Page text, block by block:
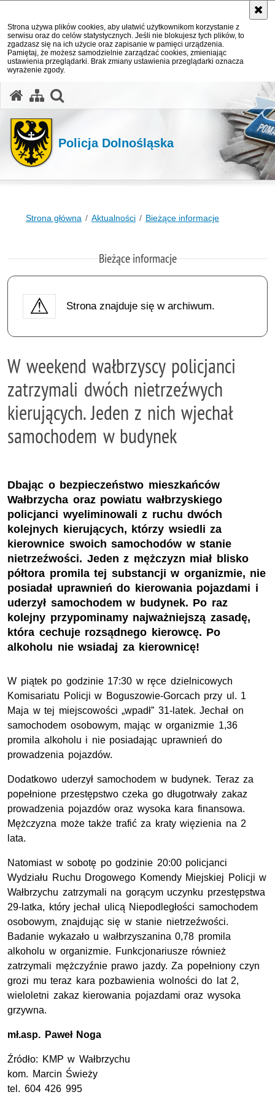
Strona używa plików cookies, aby ułatwić użytkownikom korzystanie z
serwisu oraz do celów statystycznych. Jeśli nie blokujesz tych plików, to
zgadzasz się na ich użycie oraz zapisanie w pamięci urządzenia.
Pamiętaj, że możesz samodzielnie zarządzać cookies, zmieniając
ustawienia przeglądarki. Brak zmiany ustawienia przeglądarki oznacza
wyrażenie zgody.
Policja Dolnośląska
Strona główna Aktualności Bieżące informacje
Bieżące informacje
Strona znajduje się w archiwum.
W weekend wałbrzyscy policjanci
zatrzymali dwóch nietrzeźwych
kierujących. Jeden z nich wjechał
samochodem w budynek
Dbając o bezpieczeństwo mieszkańców
Wałbrzycha oraz powiatu wałbrzyskiego
policjanci wyeliminowali z ruchu dwóch
kolejnych kierujących, którzy wsiedli za
kierownice swoich samochodów w stanie
nietrzeźwości. Jeden z mężczyzn miał blisko
półtora promila tej substancji w organizmie, nie
posiadał uprawnień do kierowania pojazdami i
uderzył samochodem w budynek. Po raz
kolejny przypominamy najważniejszą zasadę,
która cechuje rozsądnego kierowcę. Po
alkoholu nie wsiadaj za kierownicę!
W piątek po godzinie 17:30 w ręce dzielnicowych
Komisariatu Policji w Boguszowie-Gorcach przy ul. 1
Maja w tej miejscowości „wpadł” 31-latek. Jechał on
samochodem osobowym, mając w organizmie 1,36
promila alkoholu i nie posiadając uprawnień do
prowadzenia pojazdów.
Dodatkowo uderzył samochodem w budynek. Teraz za
popełnione przestępstwo czeka go długotrwały zakaz
prowadzenia pojazdów oraz wysoka kara finansowa.
Mężczyzna może także trafić za kraty więzienia na 2
lata.
Natomiast w sobotę po godzinie 20:00 policjanci
Wydziału Ruchu Drogowego Komendy Miejskiej Policji w
Wałbrzychu zatrzymali na gorącym uczynku przestępstwa
29-latka, który jechał ulicą Niepodległości samochodem
osobowym, znajdując się w stanie nietrzeźwości.
Badanie wykazało u wałbrzyszanina 0,78 promila
alkoholu w organizmie. Funkcjonariusze również
zatrzymali mężczyźnie prawo jazdy. Za popełniony czyn
grozi mu teraz kara pozbawienia wolności do lat 2,
wieloletni zakaz kierowania pojazdami oraz wysoka
grzywna.
mł.asp. Paweł Noga
Źródło: KMP w Wałbrzychu
kom. Marcin Świeży
tel . 604 426 995